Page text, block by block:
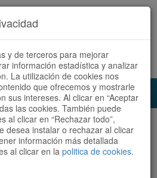
ahora Español | Català
Ordenar por: Más recientes /
y de terceros para mejorar
información estadística y analizar
La utilización de cookies nos
que ofrecemos y mostrarle
sus intereses. Al clicar en “Aceptar
las cookies. También puede
al clicar en “Rechazar todo”,
desea instalar o rechazar al clicar
información más detallada
al clicar en la politica de cookies.